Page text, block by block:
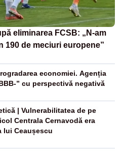
eliminarea FCSB: „N-am
190 de meciuri europene”
economiei. Agenția
” cu perspectivă negativă
| Vulnerabilitatea de pe
Centrala Cernavodă era
lui Ceaușescu